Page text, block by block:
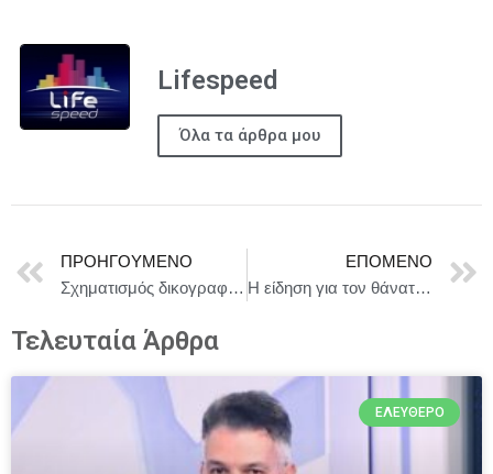
Lifespeed
Όλα τα άρθρα μου
ΠΡΟΗΓΟΎΜΕΝΟ
Σχηματισμός δικογραφίας για κατάχρηση ανηλίκων σε βάρος 52χρονου ημεδαπού
ΕΠΌΜΕΝΟ
Η είδηση για τον θάνατο του Διονύση Σαββόπουλου ήρθε αργά χτες το βράδυ
Τελευταία Άρθρα
ΕΛΕΎΘΕΡΟ